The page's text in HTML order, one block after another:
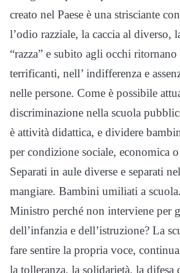
creato nel Paese è una strisciante
l’odio razziale, la caccia al diverso,
“razza” e subito agli occhi
terrificanti, nell’ indifferenza e
nelle persone. Come è possibile
discriminazione nella scuola
è attività didattica, e dividere
per condizione sociale, economica
Separati in aule diverse e separati
mangiare. Bambini umiliati a
Ministro perché non interviene per
dell’infanzia e dell’istruzione? La
fare sentire la propria voce,
la tolleranza, la solidarietà, la